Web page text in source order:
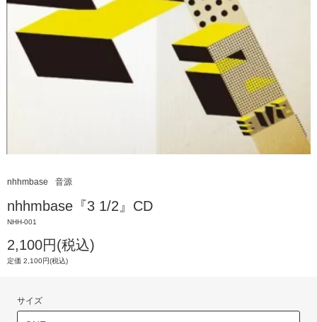
nhhmbase 音源
nhhmbase『3 1/2』CD
NHH-001
2,100円(税込)
定価 2,100円(税込)
サイズ